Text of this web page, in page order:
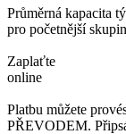
Průměrná kapacita
pro početnější
Zaplaťte
online
Platbu můžete
PŘEVODEM.